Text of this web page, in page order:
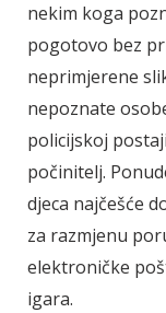
nekim koga
pogotovo bez
neprimjerene
nepoznate
policijskoj
počinitelj.
djeca najčešće
za razmjenu
elektroničke
igara.